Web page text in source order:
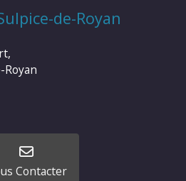
de-Royan
Royan
Contacter